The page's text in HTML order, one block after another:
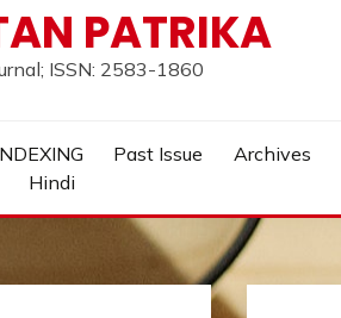
PATRIKA
ISSN: 2583-1860
Past Issue Archives
Hindi